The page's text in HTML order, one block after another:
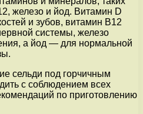
железо и йод. Витамин D
и зубов, витамин B12
системы, железо
а йод — для нормальной
сельди под горчичным
с соблюдением всех
по приготовлению